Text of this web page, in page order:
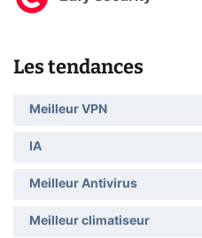
Les tendances
Meilleur VPN
IA
Meilleur Antivirus
Meilleur climatiseur